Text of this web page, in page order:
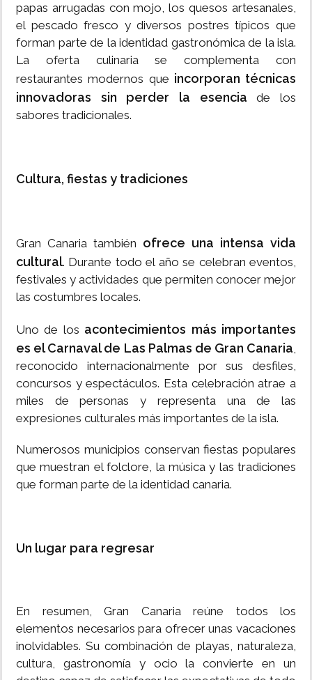
papas arrugadas con mojo, los quesos artesanales,
el pescado fresco y diversos postres típicos que
forman parte de la identidad gastronómica de la isla.
La oferta culinaria se complementa con
restaurantes modernos que incorporan técnicas
innovadoras sin perder la esencia de los
sabores tradicionales.
Cultura, fiestas y tradiciones
Gran Canaria también ofrece una intensa vida
cultural. Durante todo el año se celebran eventos,
festivales y actividades que permiten conocer mejor
las costumbres locales.
Uno de los acontecimientos más importantes
es el Carnaval de Las Palmas de Gran Canaria,
reconocido internacionalmente por sus desfiles,
concursos y espectáculos. Esta celebración atrae a
miles de personas y representa una de las
expresiones culturales más importantes de la isla.
Numerosos municipios conservan fiestas populares
que muestran el folclore, la música y las tradiciones
que forman parte de la identidad canaria.
Un lugar para regresar
En resumen, Gran Canaria reúne todos los
elementos necesarios para ofrecer unas vacaciones
inolvidables. Su combinación de playas, naturaleza,
cultura, gastronomía y ocio la convierte en un